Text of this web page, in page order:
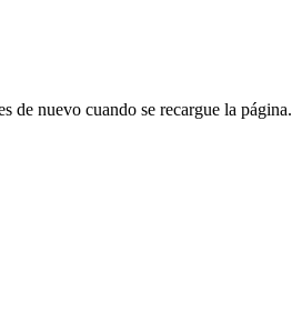
de nuevo cuando se recargue la página.